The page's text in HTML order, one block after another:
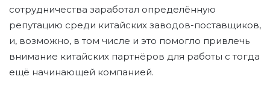
сотрудничества заработал определённую
репутацию среди китайских заводов-поставщиков,
и, возможно, в том числе и это помогло привлечь
внимание китайских партнёров для работы с тогда
ещё начинающей компанией.